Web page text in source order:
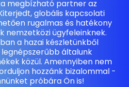
megbízható partner az
globális kapcsolati
rugalmas és hatékony
nemzetközi ügyfeleinknek.
a hazai készletünkből
általunk
közül. Amennyiben nem
hozzánk bizalommal -
próbára Ön is!